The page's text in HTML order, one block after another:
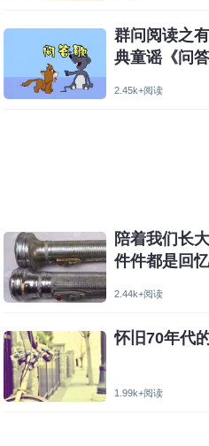
群问阅读之
典童谣《问答
2.45k+阅读
陪着我们长
件件都是回忆
2.44k+阅读
怀旧70年代
1.99k+阅读